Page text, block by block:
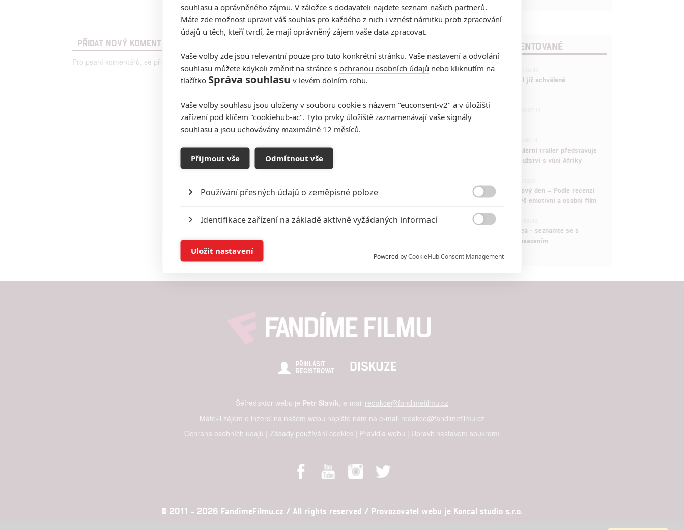
PŘIDAT NOVÝ KOMENTÁŘ
Pro psaní komentářů, se přihlašte.
POSLEDNÍ KOMENTOVANÉ
3ČLÁNEK | 01.08.2026 16:40
Marvel nečekaně zrušil již schválené
433
拆彈專家
Děti krve a kostí: Regulérní trailer představuje
akční fantasy dobrodružství s vůní Afriky
Spider-Man: Zbrusu nový den – Podle recenzí
máme čekat překvapivě emotivní a osobní film
ČLÁNEK | 30.07.2026 03:42
Velké preview: Odyssea - seznamte se s
maximálně nabitým obsazením
PŘIHLÁSIT
REGISTROVAT
DISKUZE
Šéfredaktor webu je Petr Slavík , e-mail redakce@fandimefilmu.cz
Máte-li zájem o inzerci na našem webu napište nám na e-mail redakce@fandimefilmu.cz
Ochrana osobních údajů | Zásady používání cookies | Pravidla webu | Upravit nastavení soukromí
© 2011 - 2026 FandimeFilmu.cz / All rights reserved / Provozovatel webu je Koncal studio s.r.o.
souhlasu a oprávněného zájmu. V záložce s dodavateli najdete seznam našich partnerů.
Máte zde možnost upravit váš souhlas pro každého z nich i vznést námitku proti zpracování
údajů u těch, kteří tvrdí, že mají oprávněný zájem vaše data zpracovat.
Vaše volby zde jsou relevantní pouze pro tuto konkrétní stránku. Vaše nastavení a odvolání
souhlasu můžete kdykoli změnit na stránce s ochranou osobních údajů nebo kliknutím na
tlačítko Správa souhlasu v levém dolním rohu.
Vaše volby souhlasu jsou uloženy v souboru cookie s názvem "euconsent-v2" a v úložišti
zařízení pod klíčem "cookiehub-ac". Tyto prvky úložiště zaznamenávají vaše signály
souhlasu a jsou uchovávány maximálně 12 měsíců.
Přijmout vše Odmítnout vše
Používání přesných údajů o zeměpisné poloze
Identifikace zařízení na základě aktivně vyžádaných informací
Ukládání a/nebo přístup k informacím v zařízení


Poskytování a zobrazování reklamy a obsahu
Powered byCookieHub Consent Management
Uložit nastavení